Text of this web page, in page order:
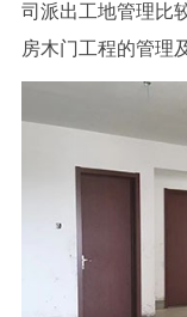
司派出工地管理比
房木门工程的管理